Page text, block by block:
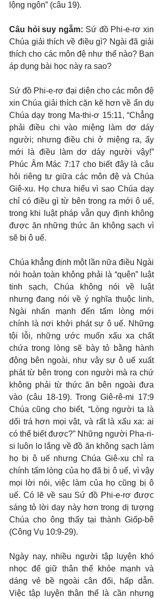
lộng ngôn” (câu 19).
Câu hỏi suy ngẫm: Sứ đồ Phi-e-rơ xin
Chúa giải thích về điều gì? Ngài đã giải
thích cho các môn đệ như thế nào? Bạn
áp dụng bài học này ra sao?
Sứ đồ Phi-e-rơ đại diện cho các môn đệ
xin Chúa giải thích cặn kẽ hơn về ẩn dụ
Chúa dạy trong Ma-thi-ơ 15:11, “Chẳng
phải điều chi vào miệng làm dơ dáy
người; nhưng điều chi ở miệng ra, ấy
mới là điều làm dơ dáy người vậy!”
Phúc Âm Mác 7:17 cho biết đây là câu
hỏi riêng tư giữa các môn đệ và Chúa
Giê-xu. Họ chưa hiểu vì sao Chúa dạy
chỉ có điều gì từ bên trong ra mới ô uế,
trong khi luật pháp vẫn quy định không
được ăn những thức ăn không sạch vì
sẽ bị ô uế.
Chúa khẳng định một lần nữa điều Ngài
nói hoàn toàn không phải là “quên” luật
tinh sạch, Chúa không nói về luật
nhưng đang nói về ý nghĩa thuộc linh,
Ngài nhấn mạnh đến tấm lòng mới
chính là nơi khởi phát sự ô uế. Những
tội lỗi, những ước muốn xấu xa chất
chứa trong lòng sẽ bày tỏ bằng hành
động bên ngoài, như vậy sự ô uế xuất
phát từ bên trong con người mà ra chứ
không phải từ thức ăn bên ngoài đưa
vào (câu 18-19). Trong Giê-rê-mi 17:9
Chúa cũng cho biết, “Lòng người ta là
dối trá hơn mọi vật, và rất là xấu xa: ai
có thể biết được?” Những người Pha-ri-
si luôn lo lắng về đồ ăn không sạch làm
họ bị ô uế nhưng Chúa Giê-xu chỉ ra
chính tấm lòng của họ đã bị ô uế, vì vậy
mọi lời nói, việc làm của họ cũng bị ô
uế. Có lẽ về sau Sứ đồ Phi-e-rơ được
sáng tỏ lời dạy này hơn trong dị tượng
Chúa cho ông thấy tại thành Giốp-bê
(Công Vụ 10:9-29).
Ngày nay, nhiều người tập luyện khó
nhọc để giữ thân thể khỏe mạnh và
dáng vẻ bề ngoài cân đối, hấp dẫn.
Việc tập luyện thân thể là cần nhưng